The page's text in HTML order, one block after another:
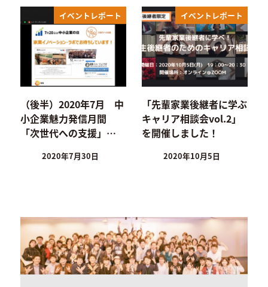
イベントレポート
（後半）2020年7月 中
小企業魅力発信月間
「次世代への支援」…
2020年7月30日
イベントレポート
「先輩家業後継者に学ぶ
キャリア相談会vol.2」
を開催しました！
2020年10月5日